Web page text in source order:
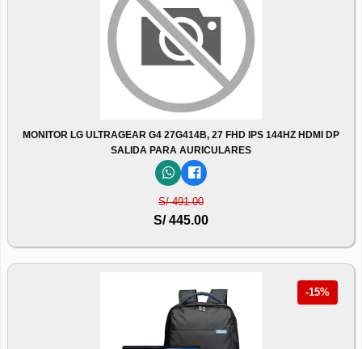
MONITOR LG ULTRAGEAR G4 27G414B, 27 FHD IPS 144HZ HDMI DP
SALIDA PARA AURICULARES
S/ 491.00
S/ 445.00
-15%